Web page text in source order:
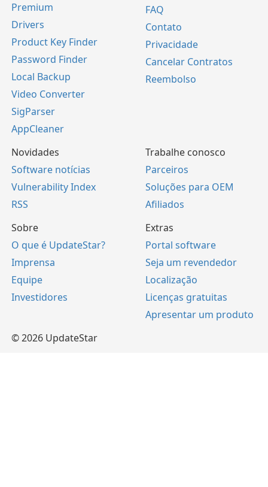
Premium
Drivers
Product Key Finder
Password Finder
Local Backup
Video Converter
SigParser
AppCleaner
FAQ
Contato
Privacidade
Cancelar Contratos
Reembolso
Novidades
Software notícias
Vulnerability Index
RSS
Trabalhe conosco
Parceiros
Soluções para OEM
Afiliados
Sobre
O que é UpdateStar?
Imprensa
Equipe
Investidores
Extras
Portal software
Seja um revendedor
Localização
Licenças gratuitas
Apresentar um produto
© 2026 UpdateStar